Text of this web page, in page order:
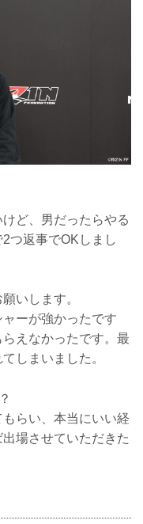
ど、男だったらやる
つ返事でOKしまし
いします。
ーが強かったです
えなかったです。最
しまいました。
らい、本当にいい経
場させていただきた